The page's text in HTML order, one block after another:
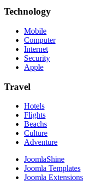
Technology
Mobile
Computer
Internet
Security
Apple
Travel
Hotels
Flights
Beachs
Culture
Adventure
JoomlaShine
Joomla Templates
Joomla Extensions